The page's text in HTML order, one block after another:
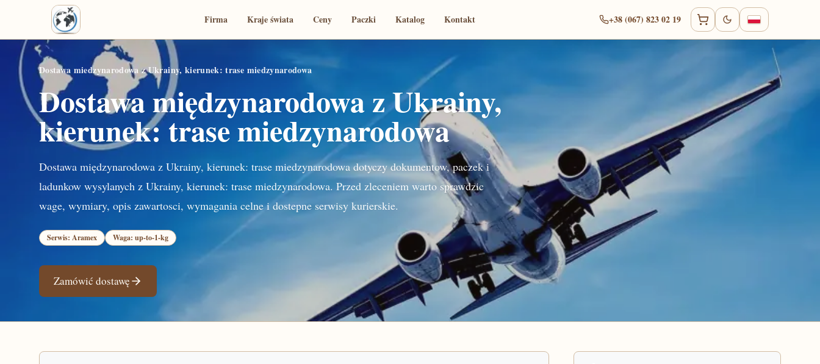
Firma Kraje świata Ceny Paczki Katalog Kontakt +38 (067) 823 02 19
Dostawa miedzynarodowa z Ukrainy, kierunek: trase miedzynarodowa
Dostawa międzynarodowa z Ukrainy,
kierunek: trase miedzynarodowa
Dostawa międzynarodowa z Ukrainy, kierunek: trase miedzynarodowa dotyczy dokumentow, paczek i
ladunkow wysylanych z Ukrainy, kierunek: trase miedzynarodowa. Przed zleceniem warto sprawdzic
wage, wymiary, opis zawartosci, wymagania celne i dostepne serwisy kurierskie.
Serwis: Aramex Waga: up-to-1-kg
Zamówić dostawę